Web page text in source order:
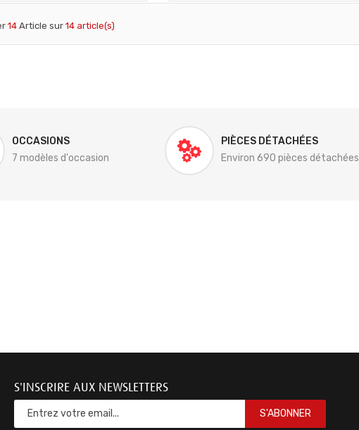
14 Article sur 14 article(s)
OCCASIONS
7 modèles d'occasion
PIÈCES DÉTACHÉES
Environ 690 pièces détachées
S'INSCRIRE AUX NEWSLETTERS
S'ABONNER